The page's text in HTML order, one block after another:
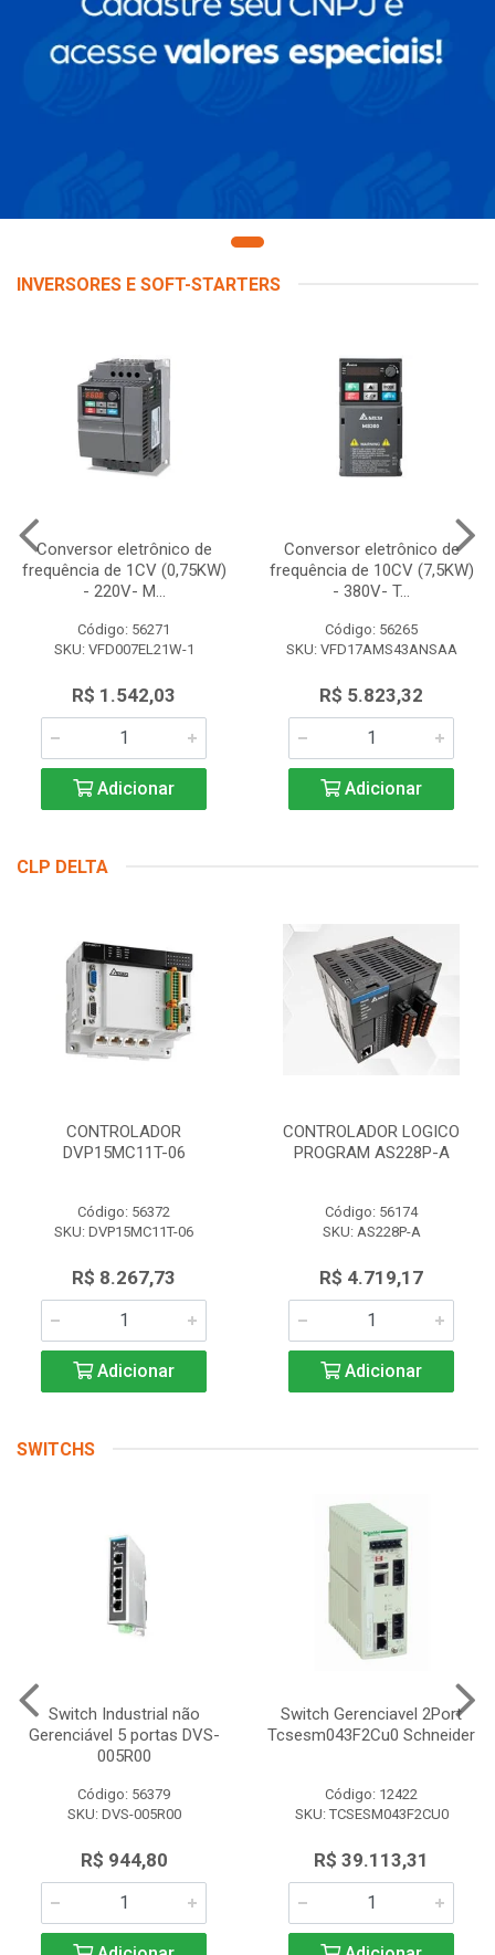
INVERSORES E SOFT-STARTERS
Conversor eletrônico de
frequência de 1CV (0,75KW)
- 220V- M...
Código: 56271
SKU: VFD007EL21W-1
R$ 1.542,03
Adicionar
Conversor eletrônico de
frequência de 10CV (7,5KW)
- 380V- T...
Código: 56265
SKU: VFD17AMS43ANSAA
R$ 5.823,32
Adicionar
CLP DELTA
CONTROLADOR
DVP15MC11T-06
Código: 56372
SKU: DVP15MC11T-06
R$ 8.267,73
Adicionar
CONTROLADOR LOGICO
PROGRAM AS228P-A
Código: 56174
SKU: AS228P-A
R$ 4.719,17
Adicionar
SWITCHS
Switch Industrial não
Gerenciável 5 portas DVS-
005R00
Código: 56379
SKU: DVS-005R00
R$ 944,80
Switch Gerenciavel 2Port
Tcsesm043F2Cu0 Schneider
Código: 12422
SKU: TCSESM043F2CU0
R$ 39.113,31